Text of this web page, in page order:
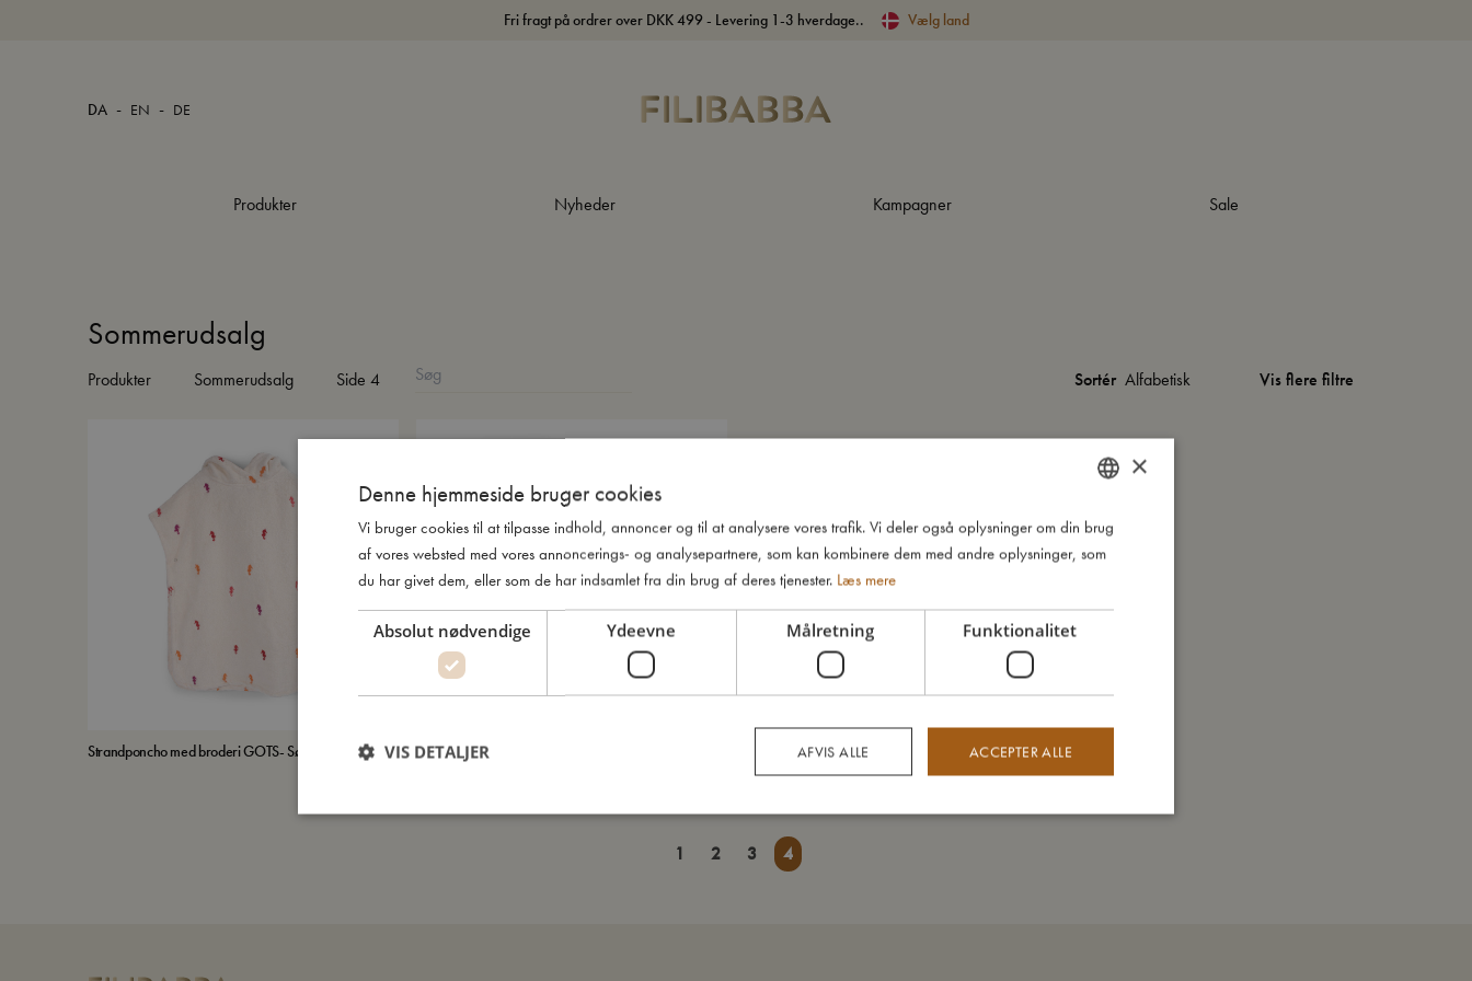
Fri fragt på ordrer over DKK 499 - Levering 1-3 hverdage.. Vælg land
DA - EN - DE
Produkter Nyheder Kampagner Sale
Sommerudsalg
Produkter Sommerudsalg Side 4 Sortér Vis flere filtre
Strandponcho med broderi GOTS- Søhest Udsolgt Strandsæt med skovl og rive - Blue Mix
1 2 3 4
DANISH
ENGLISH
×
Denne hjemmeside bruger cookies
Vi bruger cookies til at tilpasse indhold, annoncer og til at analysere vores trafik. Vi deler også oplysninger om din brug
af vores websted med vores annoncerings- og analysepartnere, som kan kombinere dem med andre oplysninger, som
du har givet dem, eller som de har indsamlet fra din brug af deres tjenester. Læs mere
Absolut nødvendige Ydeevne Målretning Funktionalitet
ACCEPTER ALLE
AFVIS ALLE
VIS DETALJER